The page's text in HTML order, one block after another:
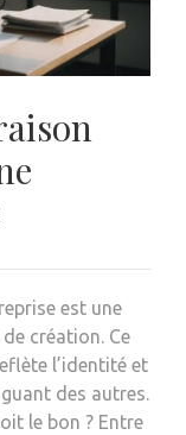
est une
création. Ce
l’identité et
des autres.
le bon ? Entre